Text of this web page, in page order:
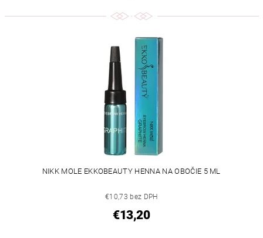
NIKK MOLE EKKOBEAUTY HENNA NA OBOČIE 5 ML
€10,73 bez DPH
€13,20